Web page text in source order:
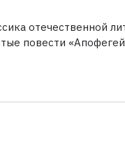
отечественной
повести